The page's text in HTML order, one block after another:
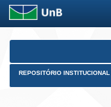
Skip
REPOSITÓRIO